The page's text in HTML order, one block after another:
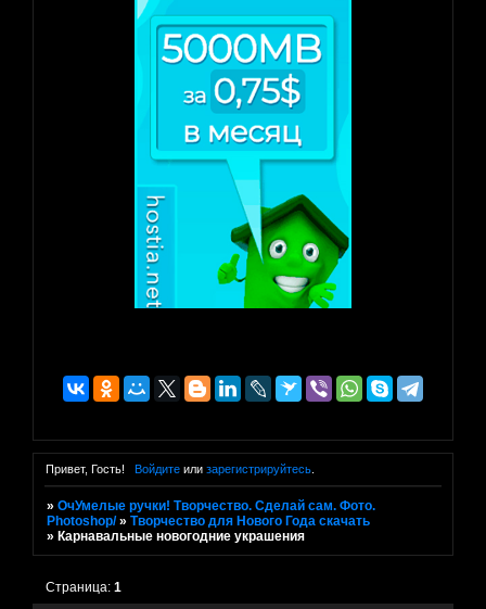
Привет, Гость! Войдитеили зарегистрируйтесь.
»ОчУмелые ручки! Творчество. Сделай сам. Фото.
Photoshop/ »Творчество для Нового Года скачать
» Карнавальные новогодние украшения
Страница:1